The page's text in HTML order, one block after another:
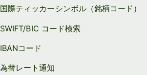
国際ティッカーシンボル（銘柄コード）
SWIFT/BIC コード検索
IBANコード
為替レート通知